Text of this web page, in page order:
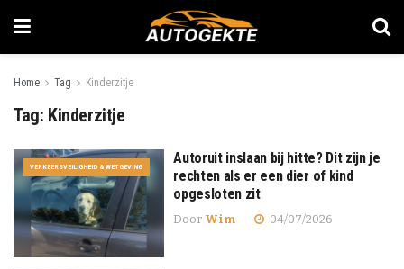
Home Tag Kinderzitje
Tag: Kinderzitje
VERKEERSVEILIGHEID & WETGEVING
Autoruit inslaan bij hitte? Dit zijn je
rechten als er een dier of kind
opgesloten zit
Door Wim 04/07/2026